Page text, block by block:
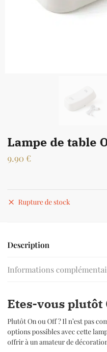
Lampe de table
9.90 €
Rupture de stock
Description
Informations
Etes-vous plutôt
Plutôt On ou Off ? Il n’est pas
options possibles avec cette
offrir à un amateur de